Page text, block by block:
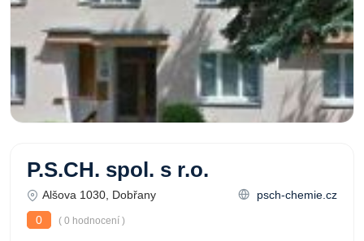
P.S.CH. spol. s r.o.
Alšova 1030, Dobřany
psch-chemie.cz
0
( 0 hodnocení )